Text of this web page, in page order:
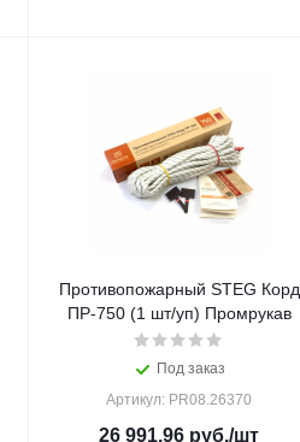
Противопожарный STEG Корд
ПР-750 (1 шт/уп) Промрукав
Под заказ
Артикул: PR08.26370
26 991.96 руб./шт